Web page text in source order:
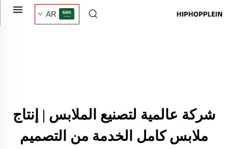
AR
شركة عالمية لتصنيع الملابس | إنتاج
ملابس كامل الخدمة من التصميم